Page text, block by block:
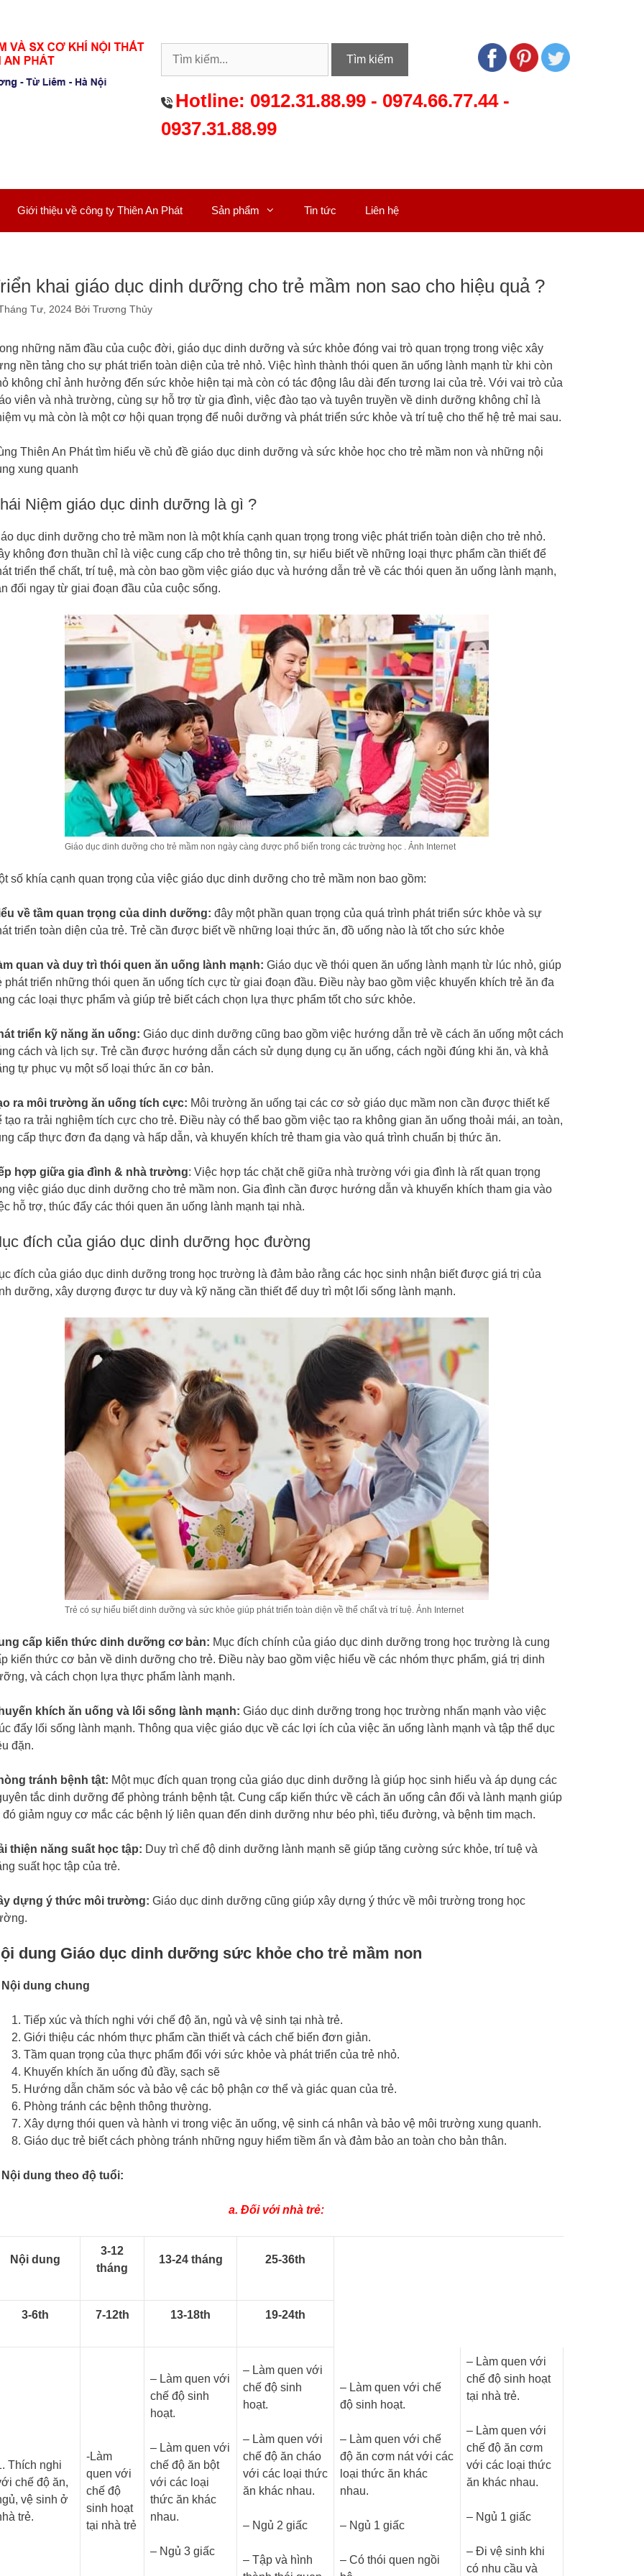
Tìm kiếm
Hotline: 0912.31.88.99 - 0974.66.77.44-
0937.31.88.99
Giới thiệu về công ty Thiên An Phát Sản phẩm Tin tức Liên hệ
khai giáo dục dinh dưỡng cho trẻ mầm non sao cho hiệu quả ?
Tư, 2024 Bởi Trương Thủy
những năm đầu của cuộc đời, giáo dục dinh dưỡng và sức khỏe đóng vai trò quan trọng trong việc xây
nền tảng cho sự phát triển toàn diện của trẻ nhỏ. Việc hình thành thói quen ăn uống lành mạnh từ khi còn
không chỉ ảnh hưởng đến sức khỏe hiện tại mà còn có tác động lâu dài đến tương lai của trẻ. Với vai trò của
viên và nhà trường, cùng sự hỗ trợ từ gia đình, việc đào tạo và tuyên truyền về dinh dưỡng không chỉ là
vụ mà còn là một cơ hội quan trọng để nuôi dưỡng và phát triển sức khỏe và trí tuệ cho thế hệ trẻ mai sau.
Thiên An Phát tìm hiểu về chủ đề giáo dục dinh dưỡng và sức khỏe học cho trẻ mầm non và những nội
xung quanh
Niệm giáo dục dinh dưỡng là gì ?
dục dinh dưỡng cho trẻ mầm non là một khía cạnh quan trọng trong việc phát triển toàn diện cho trẻ nhỏ.
không đơn thuần chỉ là việc cung cấp cho trẻ thông tin, sự hiểu biết về những loại thực phẩm cần thiết để
triển thể chất, trí tuệ, mà còn bao gồm việc giáo dục và hướng dẫn trẻ về các thói quen ăn uống lành mạnh,
đối ngay từ giai đoạn đầu của cuộc sống.
Giáo dục dinh dưỡng cho trẻ mầm non ngày càng được phổ biến trong các trường học . Ảnh Internet
số khía cạnh quan trọng của việc giáo dục dinh dưỡng cho trẻ mầm non bao gồm:
về tầm quan trọng của dinh dưỡng: đây một phần quan trọng của quá trình phát triển sức khỏe và sự
triển toàn diện của trẻ. Trẻ cần được biết về những loại thức ăn, đồ uống nào là tốt cho sức khỏe
quan và duy trì thói quen ăn uống lành mạnh: Giáo dục về thói quen ăn uống lành mạnh từ lúc nhỏ, giúp
phát triển những thói quen ăn uống tích cực từ giai đoạn đầu. Điều này bao gồm việc khuyến khích trẻ ăn đa
các loại thực phẩm và giúp trẻ biết cách chọn lựa thực phẩm tốt cho sức khỏe.
triển kỹ năng ăn uống: Giáo dục dinh dưỡng cũng bao gồm việc hướng dẫn trẻ về cách ăn uống một cách
cách và lịch sự. Trẻ cần được hướng dẫn cách sử dụng dụng cụ ăn uống, cách ngồi đúng khi ăn, và khả
tự phục vụ một số loại thức ăn cơ bản.
ra môi trường ăn uống tích cực: Môi trường ăn uống tại các cơ sở giáo dục mầm non cần được thiết kế
tạo ra trải nghiệm tích cực cho trẻ. Điều này có thể bao gồm việc tạo ra không gian ăn uống thoải mái, an toàn,
cấp thực đơn đa dạng và hấp dẫn, và khuyến khích trẻ tham gia vào quá trình chuẩn bị thức ăn.
hợp giữa gia đình & nhà trường: Việc hợp tác chặt chẽ giữa nhà trường với gia đình là rất quan trọng
việc giáo dục dinh dưỡng cho trẻ mầm non. Gia đình cần được hướng dẫn và khuyến khích tham gia vào
hỗ trợ, thúc đẩy các thói quen ăn uống lành mạnh tại nhà.
đích của giáo dục dinh dưỡng học đường
đích của giáo dục dinh dưỡng trong học trường là đảm bảo rằng các học sinh nhận biết được giá trị của
dưỡng, xây dượng được tư duy và kỹ năng cần thiết để duy trì một lối sống lành mạnh.
Trẻ có sự hiểu biết dinh dưỡng và sức khỏe giúp phát triển toàn diện về thể chất và trí tuệ. Ảnh Internet
cấp kiến thức dinh dưỡng cơ bản: Mục đích chính của giáo dục dinh dưỡng trong học trường là cung
kiến thức cơ bản về dinh dưỡng cho trẻ. Điều này bao gồm việc hiểu về các nhóm thực phẩm, giá trị dinh
và cách chọn lựa thực phẩm lành mạnh.
khích ăn uống và lối sống lành mạnh: Giáo dục dinh dưỡng trong học trường nhấn mạnh vào việc
đẩy lối sống lành mạnh. Thông qua việc giáo dục về các lợi ích của việc ăn uống lành mạnh và tập thể dục
đặn.
tránh bệnh tật: Một mục đích quan trọng của giáo dục dinh dưỡng là giúp học sinh hiểu và áp dụng các
tắc dinh dưỡng để phòng tránh bệnh tật. Cung cấp kiến thức về cách ăn uống cân đối và lành mạnh giúp
đó giảm nguy cơ mắc các bệnh lý liên quan đến dinh dưỡng như béo phì, tiểu đường, và bệnh tim mạch.
thiện năng suất học tập: Duy trì chế độ dinh dưỡng lành mạnh sẽ giúp tăng cường sức khỏe, trí tuệ và
suất học tập của trẻ.
dựng ý thức môi trường: Giáo dục dinh dưỡng cũng giúp xây dựng ý thức về môi trường trong học
dung Giáo dục dinh dưỡng sức khỏe cho trẻ mầm non
Nội dung chung
Tiếp xúc và thích nghi với chế độ ăn, ngủ và vệ sinh tại nhà trẻ.
Giới thiệu các nhóm thực phẩm cần thiết và cách chế biến đơn giản.
Tầm quan trọng của thực phẩm đối với sức khỏe và phát triển của trẻ nhỏ.
Khuyến khích ăn uống đủ đầy, sạch sẽ
Hướng dẫn chăm sóc và bảo vệ các bộ phận cơ thể và giác quan của trẻ.
Phòng tránh các bệnh thông thường.
Xây dựng thói quen và hành vi trong việc ăn uống, vệ sinh cá nhân và bảo vệ môi trường xung quanh.
Giáo dục trẻ biết cách phòng tránh những nguy hiểm tiềm ẩn và đảm bảo an toàn cho bản thân.
Nội dung theo độ tuổi:
a. Đối với nhà trẻ:
Nội dung
3-12
tháng
13-24 tháng 25-36th
3-6th 7-12th 13-18th 19-24th
Thích nghi
chế độ ăn,
vệ sinh ở
trẻ.
-Làm
quen với
chế độ
sinh hoạt
tại nhà trẻ
– Làm quen với
chế độ sinh
hoạt.
– Làm quen với
chế độ ăn bột
với các loại
thức ăn khác
nhau.
– Ngủ 3 giấc
– Làm quen với
chế độ sinh
hoạt.
– Làm quen với
chế độ ăn cháo
với các loại thức
ăn khác nhau.
– Ngủ 2 giấc
– Tập và hình
– Làm quen với chế
độ sinh hoạt.
– Làm quen với chế
độ ăn cơm nát với các
loại thức ăn khác
nhau.
– Ngủ 1 giấc
– Có thói quen ngồi
– Làm quen với
chế độ sinh hoạt
tại nhà trẻ.
– Làm quen với
chế độ ăn cơm
với các loại thức
ăn khác nhau.
– Ngủ 1 giấc
– Đi vệ sinh khi
có nhu cầu và